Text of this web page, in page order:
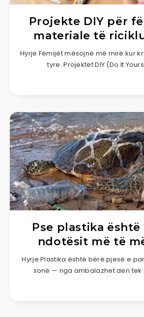
Projekte DIY për
materiale të
Hyrje Fëmijët mësojnë më mirë kur
tyre. Projektet DIY (Do It
Pse plastika është
ndotësit më të
Hyrje Plastika është bërë pjesë e
sonë — nga ambalazhet deri tek